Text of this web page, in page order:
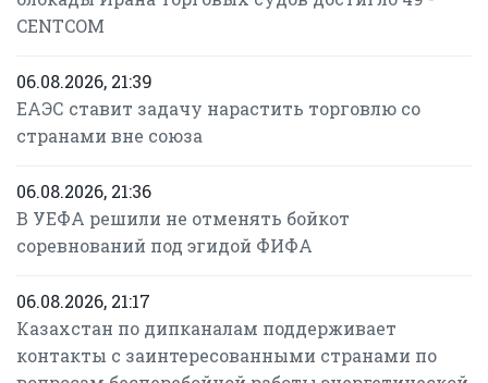
CENTCOM
06.08.2026, 21:39
ЕАЭС ставит задачу нарастить торговлю со
странами вне союза
06.08.2026, 21:36
В УЕФА решили не отменять бойкот
соревнований под эгидой ФИФА
06.08.2026, 21:17
Казахстан по дипканалам поддерживает
контакты с заинтересованными странами по